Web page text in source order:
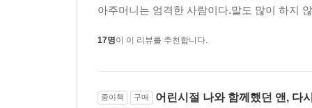
런 건 별로 중요하지 않다는 생각이 들어.”
퀸스에서 돌아와 창가에 앉았던 그날 밤 이후로
아주머니는 엄격한 사람이다.말도 많이 하지
17명이 이 리뷰를 추천합니다.
종이책 구매 어린시절 나와 함께했던 앤, 다